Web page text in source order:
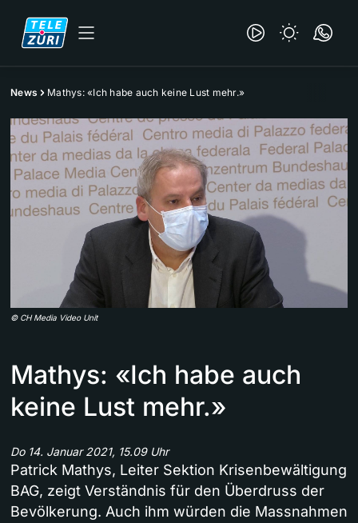
News Mathys: «Ich habe auch keine Lust mehr.»
© CH Media Video Unit
Mathys: «Ich habe auch
keine Lust mehr.»
Do 14. Januar 2021, 15.09 Uhr
Patrick Mathys, Leiter Sektion Krisenbewältigung
BAG, zeigt Verständnis für den Überdruss der
Bevölkerung. Auch ihm würden die Massnahmen